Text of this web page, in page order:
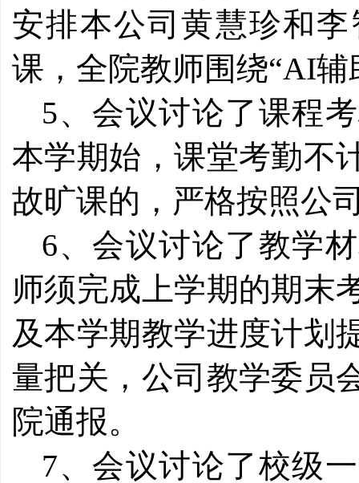
安排本公司黄慧珍和
课，全院教师围绕“AI
5、会议讨论了课程
本学期始，课堂考勤不
故旷课的，严格按照公
6、会议讨论了教学
师须完成上学期的期末
及本学期教学进度计划
量把关，公司教学委员
院通报。
7、会议讨论了校级